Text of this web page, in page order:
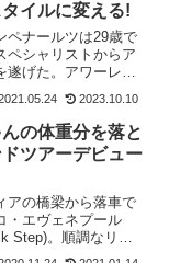
イルに変える!
ペナールツは29歳で
ペシャリストからア
遂げた。アワーレコ
、東京オリンピック
ていたが、ベルギー
2019世界選手権TTで
2023.10.10
の体重分を落と
ツアーデビュー
アの橋梁から落車で
・エヴェネプール
Step)。順調なリハ
ンでの8日間のトレー